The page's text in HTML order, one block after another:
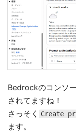
Bedrockのコンソ
されてますね！
さっそく
Create
ます。